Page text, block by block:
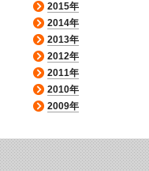
2015年
2014年
2013年
2012年
2011年
2010年
2009年